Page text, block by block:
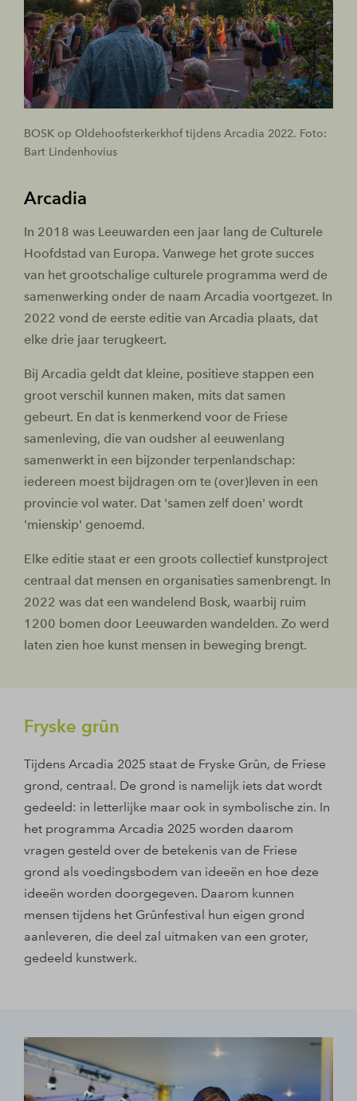
BOSK op Oldehoofsterkerkhof tijdens Arcadia 2022. Foto:
Bart Lindenhovius
Arcadia
In 2018 was Leeuwarden een jaar lang de Culturele
Hoofdstad van Europa. Vanwege het grote succes
van het grootschalige culturele programma werd de
samenwerking onder de naam Arcadia voortgezet. In
2022 vond de eerste editie van Arcadia plaats, dat
elke drie jaar terugkeert.
Bij Arcadia geldt dat kleine, positieve stappen een
groot verschil kunnen maken, mits dat samen
gebeurt. En dat is kenmerkend voor de Friese
samenleving, die van oudsher al eeuwenlang
samenwerkt in een bijzonder terpenlandschap:
iedereen moest bijdragen om te (over)leven in een
provincie vol water. Dat 'samen zelf doen' wordt
'mienskip' genoemd.
Elke editie staat er een groots collectief kunstproject
centraal dat mensen en organisaties samenbrengt. In
2022 was dat een wandelend Bosk, waarbij ruim
1200 bomen door Leeuwarden wandelden. Zo werd
laten zien hoe kunst mensen in beweging brengt.
Fryske grûn
Tijdens Arcadia 2025 staat de Fryske Grûn, de Friese
grond, centraal. De grond is namelijk iets dat wordt
gedeeld: in letterlijke maar ook in symbolische zin. In
het programma Arcadia 2025 worden daarom
vragen gesteld over de betekenis van de Friese
grond als voedingsbodem van ideeën en hoe deze
ideeën worden doorgegeven. Daarom kunnen
mensen tijdens het Grûnfestival hun eigen grond
aanleveren, die deel zal uitmaken van een groter,
gedeeld kunstwerk.